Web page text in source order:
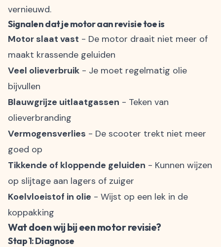
vernieuwd.
Signalen dat je motor aan revisie toe is
Motor slaat vast - De motor draait niet meer of
maakt krassende geluiden
Veel olieverbruik - Je moet regelmatig olie
bijvullen
Blauwgrijze uitlaatgassen - Teken van
olieverbranding
Vermogensverlies - De scooter trekt niet meer
goed op
Tikkende of kloppende geluiden - Kunnen wijzen
op slijtage aan lagers of zuiger
Koelvloeistof in olie - Wijst op een lek in de
koppakking
Wat doen wij bij een motor revisie?
Stap 1: Diagnose